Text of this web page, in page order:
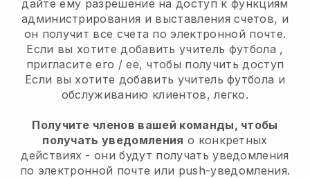
дайте ему разрешение на доступ к функциям
администрирования и выставления счетов, и
он получит все счета по электронной почте.
Если вы хотите добавить учитель футбола ,
пригласите его / ее, чтобы получить доступ
Если вы хотите добавить учитель футбола и
обслуживанию клиентов, легко.
Получите членов вашей команды, чтобы
получать уведомления о конкретных
действиях - они будут получать уведомления
по электронной почте или push-уведомления.